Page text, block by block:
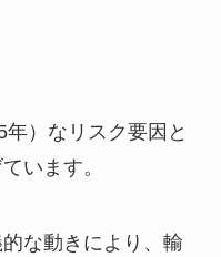
）なリスク要因と
います。
な動きにより、輸